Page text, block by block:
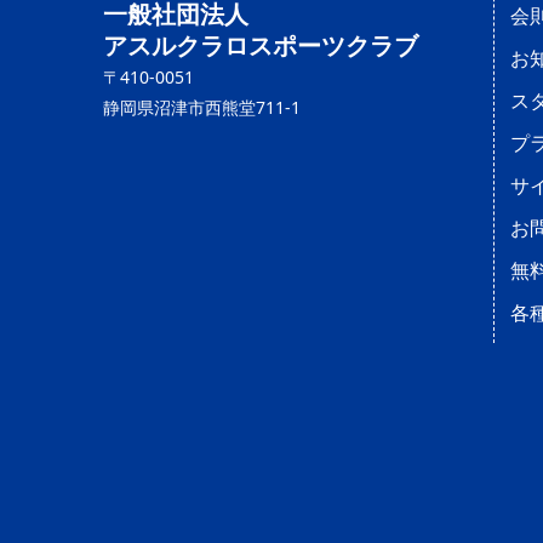
一般社団法人
アスルクラロスポーツクラブ
〒410-0051
静岡県沼津市西熊堂711-1
会
お
ス
プ
サ
お
無
各